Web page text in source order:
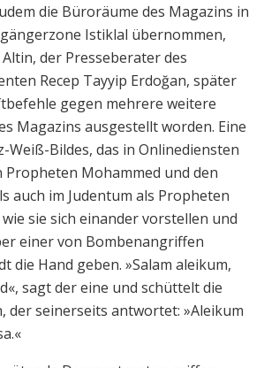
die Büroräume des Magazins in
Istiklal übernommen,
der Presseberater des
Recep Tayyip Erdoğan, später
gegen mehrere weitere
Magazins ausgestellt worden. Eine
Weiß-Bildes, das in Onlinediensten
Mohammed und den
auch im Judentum als Propheten
sie sich einander vorstellen und
einer von Bombenangriffen
die Hand geben. »Salam aleikum,
sagt der eine und schüttelt die
der seinerseits antwortet: »Aleikum